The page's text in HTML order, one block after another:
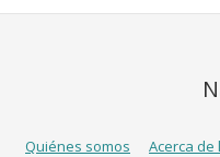
Quiénes somos
Acerca de